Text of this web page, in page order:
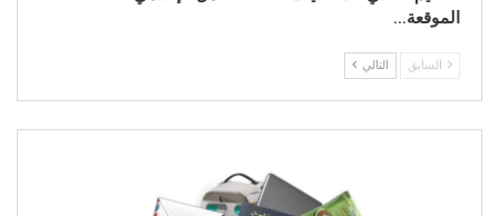
الموقعة…
السابق التالي